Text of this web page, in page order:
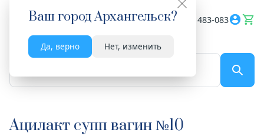
Ваш городАрхангельск?
Да, верно Нет, изменить
Весь сайт 8182 483-083
Ацилакт супп вагин №10